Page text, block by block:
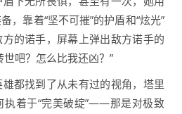
，靠着“坚不可摧”的护盾和“炫光”
的诺手，屏幕上弹出敌方诺手的
吧？怎么比我还凶？”
都找到了从未有过的视角，塔里
执着于“完美破绽”——那是对极致